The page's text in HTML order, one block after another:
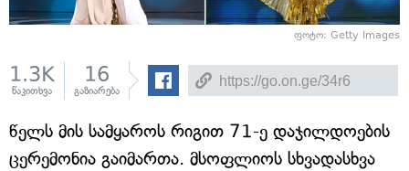
ფოტო: Getty Images
1.3K
წაკითხვა
16
გაზიარება
წელს მის სამყაროს რიგით 71-ე დაჯილდოების
ცერემონია გაიმართა. მსოფლიოს სხვადასხვა